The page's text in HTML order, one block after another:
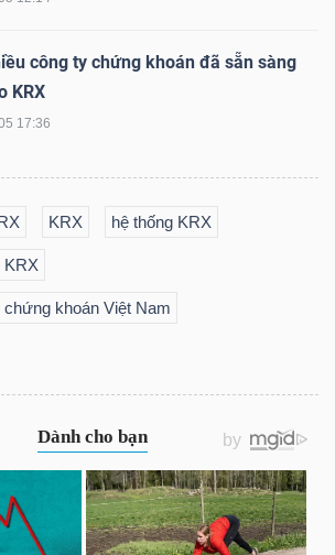
công ty chứng khoán đã sẵn sàng
KRX
17:36
KRX hệ thống KRX
KRX
chứng khoán Việt Nam